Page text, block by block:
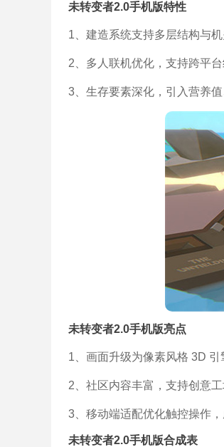
未转变者2.0手机版特性
1、建造系统支持多层结构与
2、多人联机优化，支持跨平
3、生存要素深化，引入营养
未转变者2.0手机版亮点
1、画面升级为像素风格 3D
2、社区内容丰富，支持创意
3、移动端适配优化触控操作
未转变者2.0手机版合成表